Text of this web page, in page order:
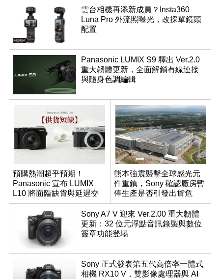
雲台相機再添新成員？Insta360
Luna Pro 外流照曝光，改採單鏡頭
配置
Panasonic LUMIX S9 釋出 Ver.2.0
重大韌體更新，全面解鎖有線連接
與隨身色調編輯
預購熱潮超乎預期！
Panasonic 宣布 LUMIX
L10 將面臨缺貨與延遲交
貨時間
熊本強震襲擊全球感光元
件重鎮，Sony 確認廠房暫
停生產是否引發出貨危
機？
Sony A7 V 迎來 Ver.2.00 重大韌體
更新：32 位元浮點音訊錄製與數位
簽章功能登場
Sony 正式發表第五代高倍率一體式
相機 RX10 V，雙影像處理器與 AI